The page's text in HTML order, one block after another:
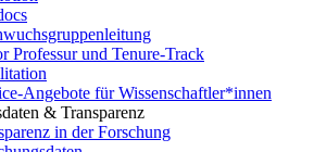
Professur und Tenure-Track
Angebote für Wissenschaftler*innen
& Transparenz
in der Forschung